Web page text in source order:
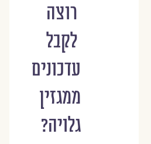
רוצה
לקבל
עדכונים
ממגזין
גלויה?